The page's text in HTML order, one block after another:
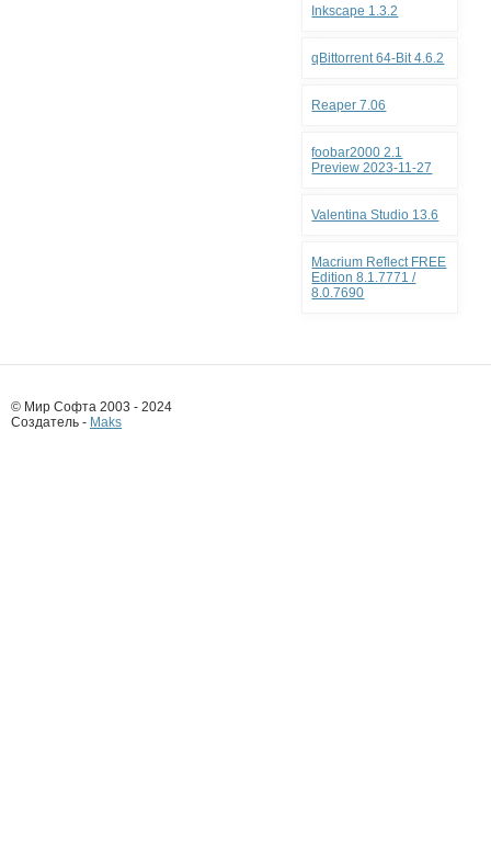
Inkscape 1.3.2
qBittorrent 64-Bit 4.6.2
Reaper 7.06
foobar2000 2.1
Preview 2023-11-27
Valentina Studio 13.6
Macrium Reflect FREE
Edition 8.1.7771 /
8.0.7690
© Мир Софта 2003 - 2024
Создатель - Maks